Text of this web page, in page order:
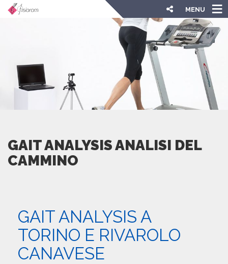
MENU
GAIT ANALYSIS ANALISI DEL
CAMMINO
GAIT ANALYSIS A
TORINO E RIVAROLO
CANAVESE